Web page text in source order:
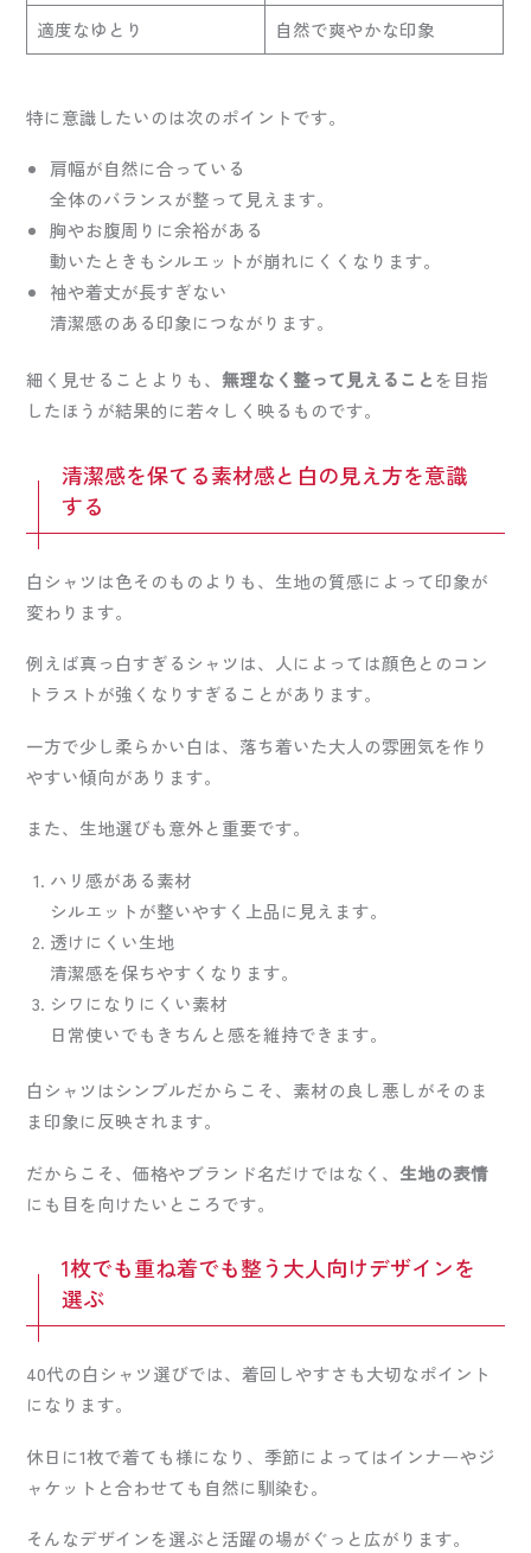
適度なゆとり
自然で爽やかな印象
特に意識したいのは次のポイントです。
肩幅が自然に合っている
全体のバランスが整って見えます。
胸やお腹周りに余裕がある
動いたときもシルエットが崩れにくくなります。
袖や着丈が長すぎない
清潔感のある印象につながります。
細く見せることよりも、 無理なく整って見えることを目指
したほうが結果的に若々しく映るものです。
清潔感を保てる素材感と白の見え方を意識
する
白シャツは色そのものよりも、生地の質感によって印象が
変わります。
例えば真っ白すぎるシャツは、人によっては顔色とのコン
トラストが強くなりすぎることがあります。
一方で少し柔らかい白は、落ち着いた大人の雰囲気を作り
やすい傾向があります。
また、生地選びも意外と重要です。
ハリ感がある素材
シルエットが整いやすく上品に見えます。
透けにくい生地
清潔感を保ちやすくなります。
シワになりにくい素材
日常使いでもきちんと感を維持できます。
白シャツはシンプルだからこそ、素材の良し悪しがそのま
ま印象に反映されます。
だからこそ、価格やブランド名だけではなく、生地の表情
にも目を向けたいところです。
1枚でも重ね着でも整う大人向けデザインを
選ぶ
40代の白シャツ選びでは、着回しやすさも大切なポイント
になります。
休日に1枚で着ても様になり、季節によってはインナーやジ
ャケットと合わせても自然に馴染む。
そんなデザインを選ぶと活躍の場がぐっと広がります。